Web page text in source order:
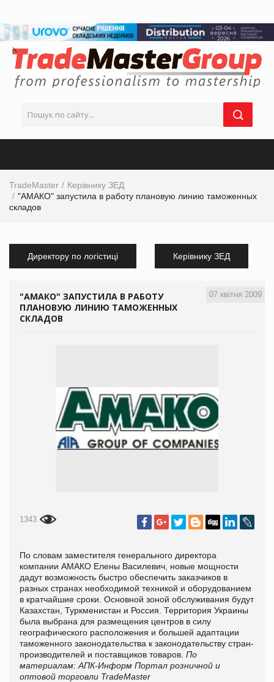
TradeMaster
Керівнику ЗЕД
"АМАКО" запустила в работу плановую линию таможенных
складов
Директору по логістиці Керівнику ЗЕД
07 квітня 2009
"АМАКО" ЗАПУСТИЛА В РАБОТУ
ПЛАНОВУЮ ЛИНИЮ ТАМОЖЕННЫХ
СКЛАДОВ
1343
По словам заместителя генерального директора
компании АМАКО Елены Василевич, новые мощности
дадут возможность быстро обеспечить заказчиков в
разных странах необходимой техникой и оборудованием
в кратчайшие сроки. Основной зоной обслуживания будут
Казахстан, Туркменистан и Россия. Территория Украины
была выбрана для размещения центров в силу
географического расположения и большей адаптации
таможенного законодательства к законодательству стран-
производителей и поставщиков товаров. По
материалам: АПК-Информ Портал розничной и
оптовой торговли TradeMaster